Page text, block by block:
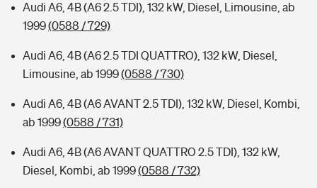
Audi A6, 4B (A6 2.5 TDI), 132 kW, Diesel, Limousine, ab
1999(0588 / 729)
Audi A6, 4B (A6 2.5 TDI QUATTRO), 132 kW, Diesel,
Limousine, ab 1999(0588 / 730)
Audi A6, 4B (A6 AVANT 2.5 TDI), 132 kW, Diesel, Kombi,
ab 1999(0588 / 731)
Audi A6, 4B (A6 AVANT QUATTRO 2.5 TDI), 132 kW,
Diesel, Kombi, ab 1999(0588 / 732)